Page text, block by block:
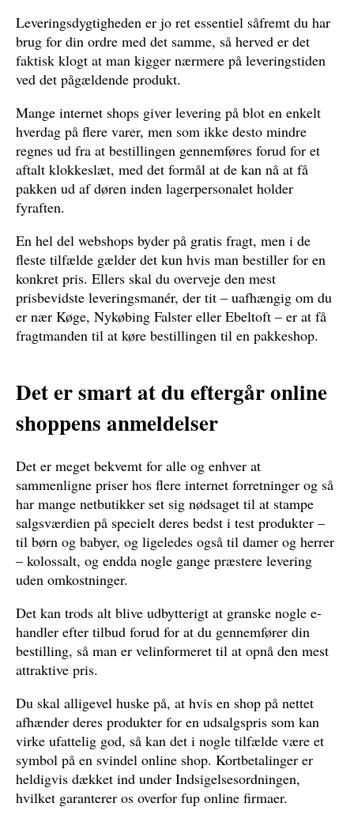
Leveringsdygtigheden er jo ret essentiel såfremt du har
brug for din ordre med det samme, så herved er det
faktisk klogt at man kigger nærmere på leveringstiden
ved det pågældende produkt.
Mange internet shops giver levering på blot en enkelt
hverdag på flere varer, men som ikke desto mindre
regnes ud fra at bestillingen gennemføres forud for et
aftalt klokkeslæt, med det formål at de kan nå at få
pakken ud af døren inden lagerpersonalet holder
fyraften.
En hel del webshops byder på gratis fragt, men i de
fleste tilfælde gælder det kun hvis man bestiller for en
konkret pris. Ellers skal du overveje den mest
prisbevidste leveringsmanér, der tit – uafhængig om du
er nær Køge, Nykøbing Falster eller Ebeltoft – er at få
fragtmanden til at køre bestillingen til en pakkeshop.
Det er smart at du eftergår online
shoppens anmeldelser
Det er meget bekvemt for alle og enhver at
sammenligne priser hos flere internet forretninger og så
har mange netbutikker set sig nødsaget til at stampe
salgsværdien på specielt deres bedst i test produkter –
til børn og babyer, og ligeledes også til damer og herrer
– kolossalt, og endda nogle gange præstere levering
uden omkostninger.
Det kan trods alt blive udbytterigt at granske nogle e-
handler efter tilbud forud for at du gennemfører din
bestilling, så man er velinformeret til at opnå den mest
attraktive pris.
Du skal alligevel huske på, at hvis en shop på nettet
afhænder deres produkter for en udsalgspris som kan
virke ufattelig god, så kan det i nogle tilfælde være et
symbol på en svindel online shop. Kortbetalinger er
heldigvis dækket ind under Indsigelsesordningen,
hvilket garanterer os overfor fup online firmaer.